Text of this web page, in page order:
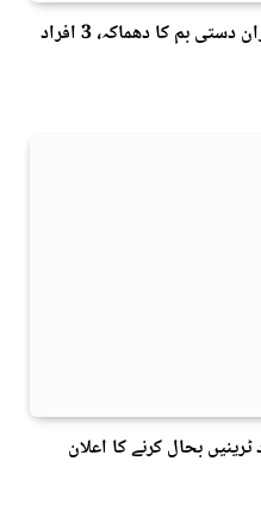
لکی مروت: گھر میں جھگڑے کے دوران دستی بم کا دھماکہ، 3 افراد
ٹرینیں بحال کرنے کا اعلان